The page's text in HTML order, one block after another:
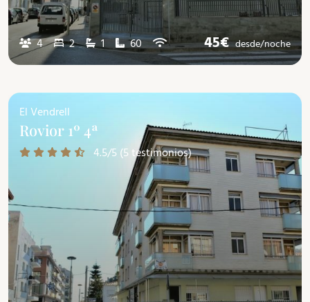
4 2 1 60 45€desde/noche
El Vendrell
Rovior 1º 4ª
4.5/5 (5 testimonios)